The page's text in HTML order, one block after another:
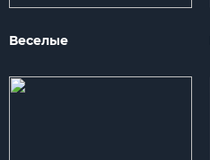
Веселые